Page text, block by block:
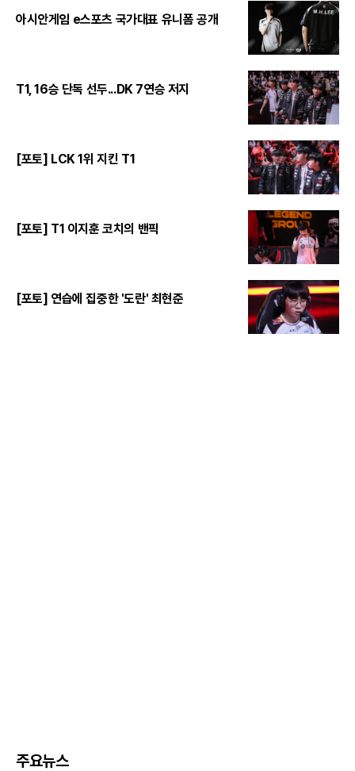
아시안게임 e스포츠 국가대표 유니폼 공개
T1, 16승 단독 선두...DK 7연승 저지
[포토] LCK 1위 지킨 T1
[포토] T1 이지훈 코치의 밴픽
[포토] 연습에 집중한 '도란' 최현준
주요뉴스